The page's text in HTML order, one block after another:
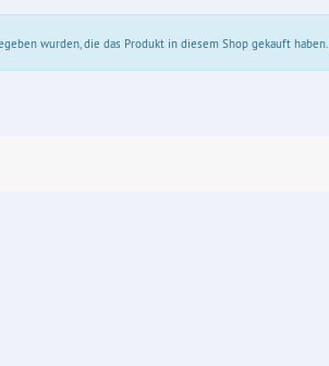
wurden, die das Produkt in diesem Shop gekauft haben.